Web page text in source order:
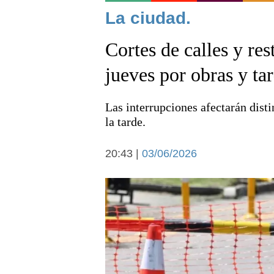
Noticias
Deportes
Arte y cultura
Economía y campo
La ciudad.
Cortes de calles y
jueves por obras y
Las interrupciones afectarán
la tarde.
20:43 | 03/06/2026